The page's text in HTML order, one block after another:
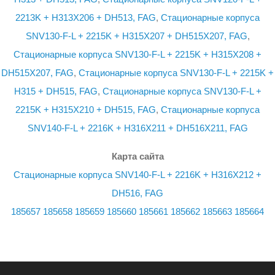
2213K + H313X206 + DH513, FAG, Стационарные корпуса
SNV130-F-L + 2215K + H315X207 + DH515X207, FAG,
Стационарные корпуса SNV130-F-L + 2215K + H315X208 +
DH515X207, FAG, Стационарные корпуса SNV130-F-L + 2215K +
H315 + DH515, FAG, Стационарные корпуса SNV130-F-L +
2215K + H315X210 + DH515, FAG, Стационарные корпуса
SNV140-F-L + 2216K + H316X211 + DH516X211, FAG
Карта сайта
Стационарные корпуса SNV140-F-L + 2216K + H316X212 +
DH516, FAG
185657 185658 185659 185660 185661 185662 185663 185664